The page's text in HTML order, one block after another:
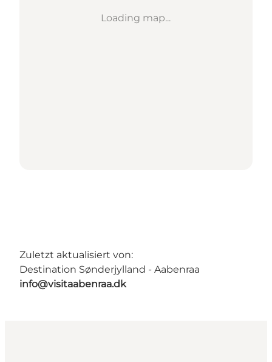
Loading map...
Zuletzt aktualisiert von:
Destination Sønderjylland - Aabenraa
info@visitaabenraa.dk